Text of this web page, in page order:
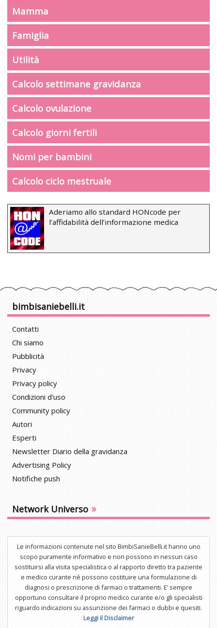
Mamma
Famiglia
Utilità
Calcolo settimane gravidanza
Calcolo ovulazione
Calcolo giorni fertili
Nomi per bambini
Calcolo ciclo mestruale
Aderiamo allo standard HONcode per
l’affidabilità dell’informazione medica
bimbisaniebelli.it
Contatti
Chi siamo
Pubblicità
Privacy
Privacy policy
Condizioni d'uso
Community policy
Autori
Esperti
Newsletter Diario della gravidanza
Advertising Policy
Notifiche push
Network Universo »
Le informazioni contenute nel sito BimbiSanieBelli.it hanno uno
scopo puramente informativo e non possono in nessun caso
sostituirsi alla visita specialistica o al rapporto diretto tra paziente
e medico curante né possono costituire una formulazione di
diagnosi o prescrizione di farmaci o trattamenti. E’ sempre
opportuno consultare il proprio medico curante e/o gli specialisti
riguardo indicazioni su assunzione dei farmaci o dubbi e quesiti.
Leggi il Disclaimer